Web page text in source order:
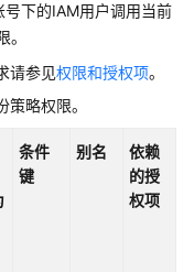
下的IAM用户调用当前
请参见权限和授权项。
略权限。
条件
键
别名
依赖
的授
权项